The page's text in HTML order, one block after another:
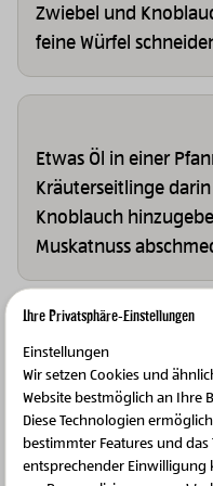
Zwiebel und
feine Würfel
Etwas Öl in einer
Kräuterseitlinge
Knoblauch
Muskatnuss
Mit einem Schuss
Hitze stark
Ihre Privatsphäre-Einstellungen
Einstellungen
Wir setzen Cookies und
Website bestmöglich an Ihre
Diese Technologien
bestimmter Features und
entsprechender Einwilligung